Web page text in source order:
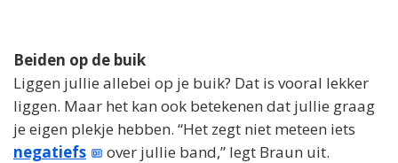
Beiden op de buik
Liggen jullie allebei op je buik? Dat is vooral lekker
liggen. Maar het kan ook betekenen dat jullie graag
je eigen plekje hebben. “Het zegt niet meteen iets
negatiefs
over jullie band,” legt Braun uit.